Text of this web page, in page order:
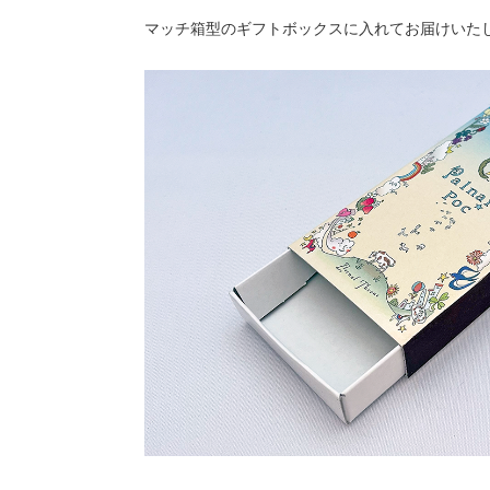
マッチ箱型のギフトボックスに入れてお届けいた